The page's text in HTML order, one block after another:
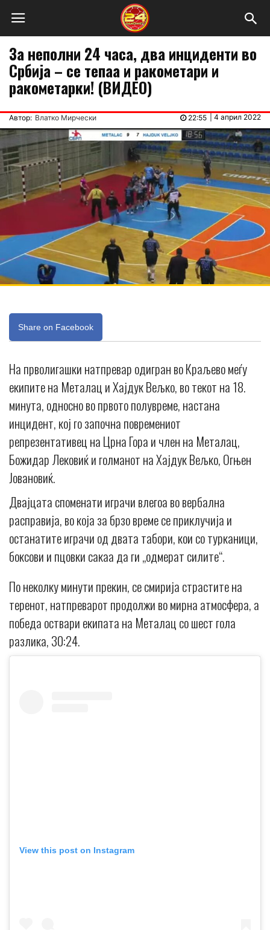
За неполни 24 часа, два инциденти во
Србија – се тепаа и ракометари и
ракометарки! (ВИДЕО)
Автор: Влатко Мирчески 4 април 2022
22:55
Share on Facebook
На прволигашки натпревар одигран во Краљево меѓу
екипите на Металац и Хајдук Вељко, во текот на 18.
минута, односно во првото полувреме, настана
инцидент, кој го започна повремениот
репрезентативец на Црна Гора и член на Металац,
Божидар Лековиќ и голманот на Хајдук Вељко, Огњен
Јовановиќ.
Двајцата споменати играчи влегоа во вербална
расправија, во која за брзо време се приклучија и
останатите играчи од двата табори, кои со турканици,
боксови и пцовки сакаа да ги „одмерат силите“.
По неколку минути прекин, се смирија страстите на
теренот, натпреварот продолжи во мирна атмосфера, а
победа оствари екипата на Металац со шест гола
разлика, 30:24.
View this post on Instagram